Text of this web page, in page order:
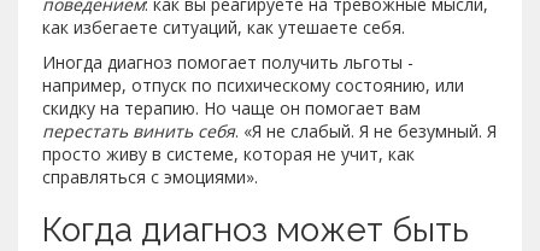
как избегаете ситуаций, как утешаете себя.
Иногда диагноз помогает получить льготы -
например, отпуск по психическому состоянию, или
скидку на терапию. Но чаще он помогает вам
перестать винить себя. «Я не слабый. Я не безумный. Я
просто живу в системе, которая не учит, как
справляться с эмоциями».
Когда диагноз может быть